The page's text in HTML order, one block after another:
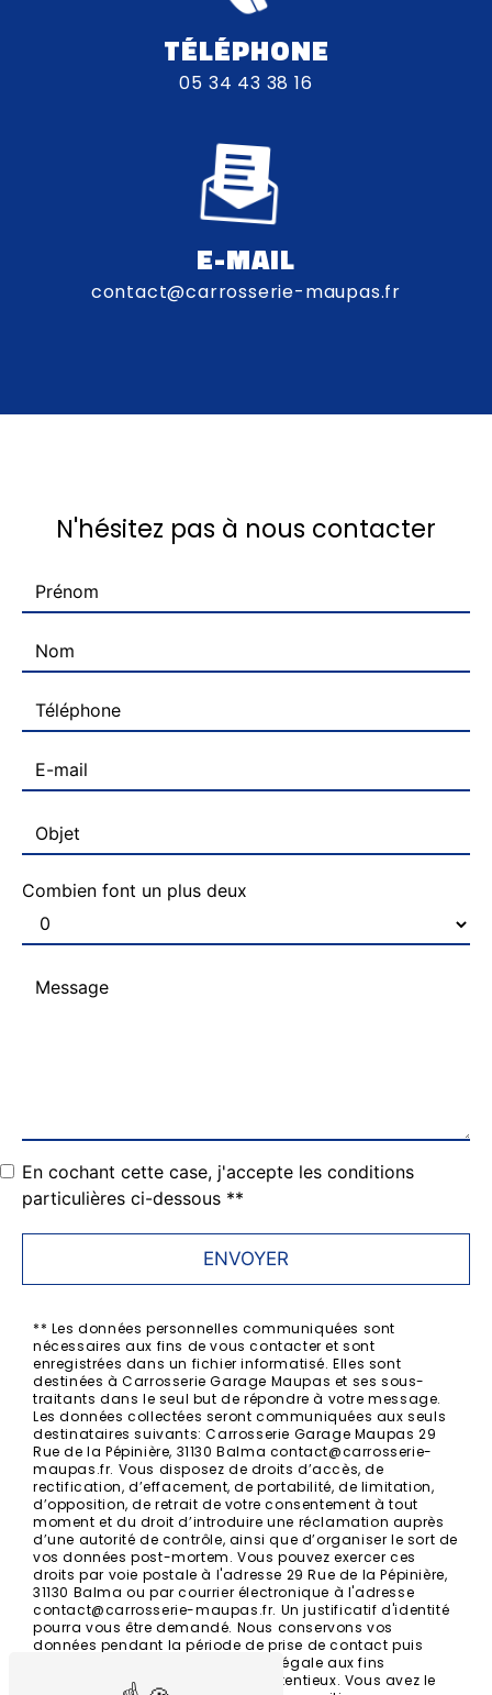
TÉLÉPHONE
05 34 43 38 16
E-MAIL
contact@carrosserie-maupas.fr
N'hésitez pas à nous contacter
Combien font un plus deux
En cochant cette case, j'accepte les conditions
particulières ci-dessous **
ENVOYER
** Les données personnelles communiquées sont
nécessaires aux fins de vous contacter et sont
enregistrées dans un fichier informatisé. Elles sont
destinées à Carrosserie Garage Maupas et ses sous-
traitants dans le seul but de répondre à votre message.
Les données collectées seront communiquées aux seuls
destinataires suivants: Carrosserie Garage Maupas 29
Rue de la Pépinière, 31130 Balma contact@carrosserie-
maupas.fr. Vous disposez de droits d’accès, de
rectification, d’effacement, de portabilité, de limitation,
d’opposition, de retrait de votre consentement à tout
moment et du droit d’introduire une réclamation auprès
d’une autorité de contrôle, ainsi que d’organiser le sort de
vos données post-mortem. Vous pouvez exercer ces
droits par voie postale à l'adresse 29 Rue de la Pépinière,
31130 Balma ou par courrier électronique à l'adresse
contact@carrosserie-maupas.fr. Un justificatif d'identité
pourra vous être demandé. Nous conservons vos
données pendant la période de prise de contact puis
pendant la durée de prescription légale aux fins
probatoires et de gestion des contentieux. Vous avez le